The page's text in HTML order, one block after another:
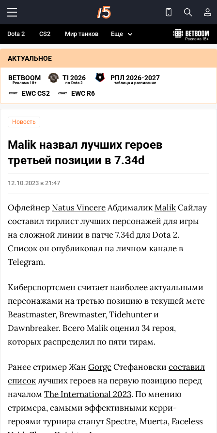
Dota 2 CS2 Мир танков Еще
АКТУАЛЬНОЕ
BETBOOM
Реклама 18+
TI 2026
по Dota 2
РПЛ 2026-2027
таблица и расписание
EWC CS2 EWC R6
Новость
Malik назвал лучших героев
третьей позиции в 7.34d
12.10.2023 в 21:47
Офлейнер Natus VincereАбдималикMalikСайлау
составил тирлист лучших персонажей для игры
на сложной линии в патче 7.34d для Dota 2.
Список он опубликовал на личном канале в
Telegram.
Киберспортсмен считает наиболее актуальными
персонажами на третью позицию в текущей мете
Beastmaster, Brewmaster, Tidehunter и
Dawnbreaker. Всего Malik оценил 34 героя,
которых распределил по пяти тирам.
Ранее стример Жан GorgcСтефановски составил
списоклучших героев на первую позицию перед
началом The International 2023. По мнению
стримера, самыми эффективными керри-
героями турнира станут Spectre, Muerta, Faceless